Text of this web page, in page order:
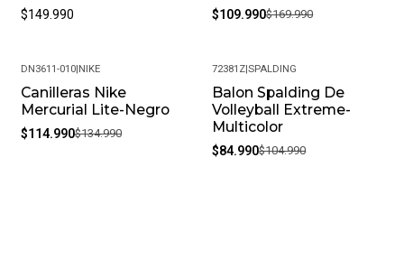
$149.990 $109.990$169.990
-15%
DN3611-010| NIKE
Canilleras Nike
Mercurial Lite-Negro
$114.990$134.990
-19%
72381Z |SPALDING
Balon Spalding De
Volleyball Extreme-
Multicolor
$84.990$104.990